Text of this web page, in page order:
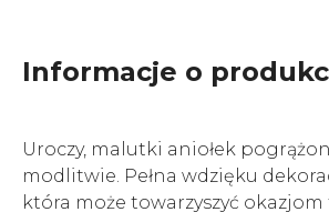
Informacje o
Uroczy, malutki aniołek
modlitwie. Pełna wdzięku
która może towarzyszyć